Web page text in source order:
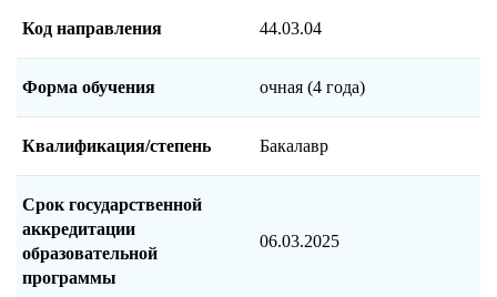
Код направления 44.03.04
Форма обучения очная (4 года)
Квалификация/степень Бакалавр
Срок государственной
аккредитации
образовательной
программы
06.03.2025